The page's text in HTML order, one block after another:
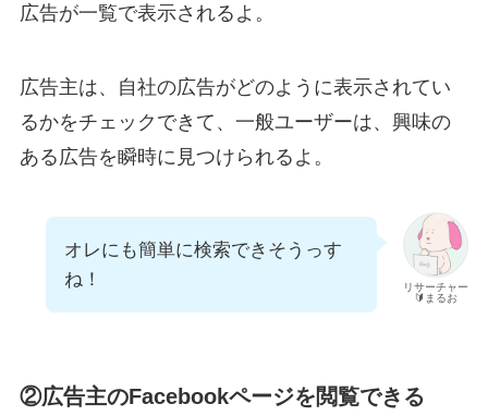
広告が一覧で表示されるよ。
広告主は、自社の広告がどのように表示されてい
るかをチェックできて、一般ユーザーは、興味の
ある広告を瞬時に見つけられるよ。
リサーチャー
🔰まるお
オレにも簡単に検索できそうっす
ね！
②広告主のFacebookページを閲覧できる